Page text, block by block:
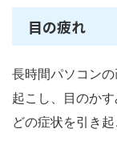
目の疲れ
長時間パソコン
起こし、目のか
どの症状を引き起